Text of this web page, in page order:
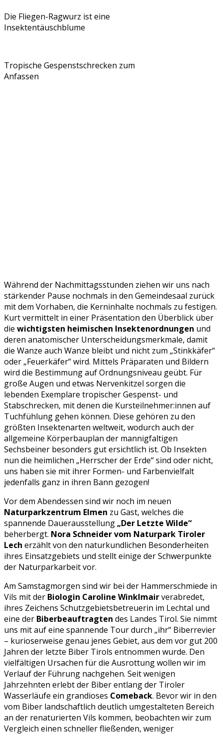
Die Fliegen-Ragwurz ist eine
Insektentäuschblume
Tropische Gespenstschrecken zum
Anfassen
Während der Nachmittagsstunden ziehen wir uns nach
stärkender Pause nochmals in den Gemeindesaal zurück
mit dem Vorhaben, die Kerninhalte nochmals zu festigen.
Kurt vermittelt in einer Präsentation den Überblick über
die wichtigsten heimischen Insektenordnungen und
deren anatomischer Unterscheidungsmerkmale, damit
die Wanze auch Wanze bleibt und nicht zum „Stinkkäfer“
oder „Feuerkäfer“ wird. Mittels Präparaten und Bildern
wird die Bestimmung auf Ordnungsniveau geübt. Für
große Augen und etwas Nervenkitzel sorgen die
lebenden Exemplare tropischer Gespenst- und
Stabschrecken, mit denen die Kursteilnehmer:innen auf
Tuchfühlung gehen können. Diese gehören zu den
größten Insektenarten weltweit, wodurch auch der
allgemeine Körperbauplan der mannigfaltigen
Sechsbeiner besonders gut ersichtlich ist. Ob Insekten
nun die heimlichen „Herrscher der Erde“ sind oder nicht,
uns haben sie mit ihrer Formen- und Farbenvielfalt
jedenfalls ganz in ihren Bann gezogen!
Vor dem Abendessen sind wir noch im neuen
Naturparkzentrum Elmen zu Gast, welches die
spannende Dauerausstellung „Der Letzte Wilde“
beherbergt. Nora Schneider vom Naturpark Tiroler
Lech erzählt von den naturkundlichen Besonderheiten
ihres Einsatzgebiets und stellt einige der Schwerpunkte
der Naturparkarbeit vor.
Am Samstagmorgen sind wir bei der Hammerschmiede in
Vils mit der Biologin Caroline Winklmairverabredet,
ihres Zeichens Schutzgebietsbetreuerin im Lechtal und
eine der Biberbeauftragten des Landes Tirol. Sie nimmt
uns mit auf eine spannende Tour durch „ihr“ Biberrevier
– kurioserweise genau jenes Gebiet, aus dem vor gut 200
Jahren der letzte Biber Tirols entnommen wurde. Den
vielfältigen Ursachen für die Ausrottung wollen wir im
Verlauf der Führung nachgehen. Seit wenigen
Jahrzehnten erlebt der Biber entlang der Tiroler
Wasserläufe ein grandioses Comeback. Bevor wir in den
vom Biber landschaftlich deutlich umgestalteten Bereich
an der renaturierten Vils kommen, beobachten wir zum
Vergleich einen schneller fließenden, weniger